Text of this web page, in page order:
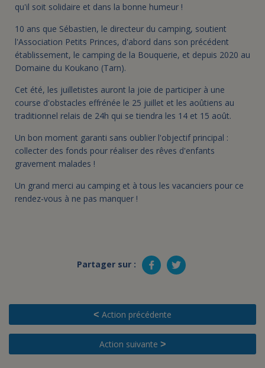
qu'il soit solidaire et dans la bonne humeur !
10 ans que Sébastien, le directeur du camping, soutient
l'Association Petits Princes, d'abord dans son précédent
établissement, le camping de la Bouquerie, et depuis 2020 au
Domaine du Koukano (Tarn).
Cet été, les juilletistes auront la joie de participer à une
course d'obstacles effrénée le 25 juillet et les aoûtiens au
traditionnel relais de 24h qui se tiendra les 14 et 15 août.
Un bon moment garanti sans oublier l'objectif principal :
collecter des fonds pour réaliser des rêves d'enfants
gravement malades !
Un grand merci au camping et à tous les vacanciers pour ce
rendez-vous à ne pas manquer !
Partager sur :
< Action précédente
Action suivante >